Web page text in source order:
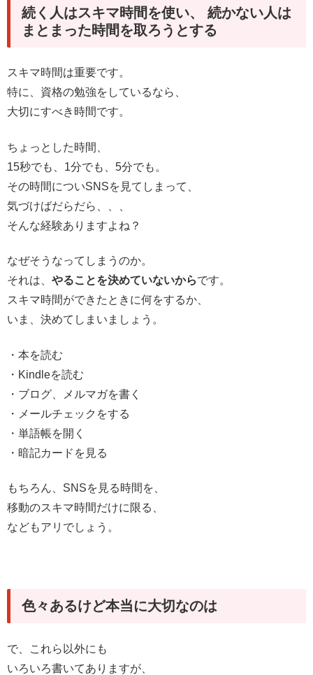
続く人はスキマ時間を使い、 続かない人は
まとまった時間を取ろうとする
スキマ時間は重要です。
特に、資格の勉強をしているなら、
大切にすべき時間です。
ちょっとした時間、
15秒でも、1分でも、5分でも。
その時間についSNSを見てしまって、
気づけばだらだら、、、
そんな経験ありますよね？
なぜそうなってしまうのか。
それは、 やることを決めていないからです。
スキマ時間ができたときに何をするか、
いま、決めてしまいましょう。
・本を読む
・Kindleを読む
・ブログ、メルマガを書く
・メールチェックをする
・単語帳を開く
・暗記カードを見る
もちろん、SNSを見る時間を、
移動のスキマ時間だけに限る、
などもアリでしょう。
色々あるけど本当に大切なのは
で、これら以外にも
いろいろ書いてありますが、